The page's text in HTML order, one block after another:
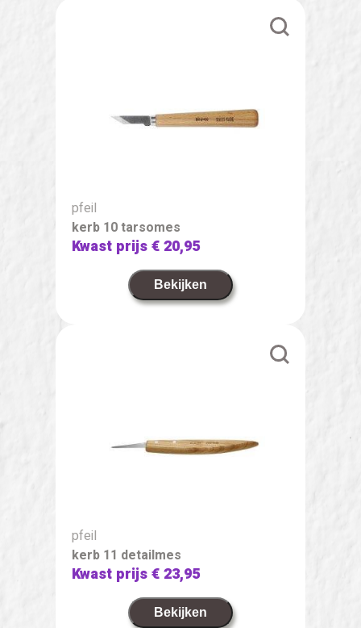
pfeil
kerb 10 tarsomes
Kwast prijs€ 20,95
Bekijken
pfeil
kerb 11 detailmes
Kwast prijs€ 23,95
Bekijken